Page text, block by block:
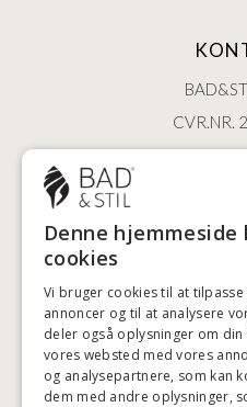
CVR.NR.
2100
+45
HØJESTE
Denne hjemmeside
cookies
Vi bruger cookies til at
annoncer og til at analysere
deler også oplysninger om
vores websted med vores
og analysepartnere, som kan
dem med andre oplysninger,